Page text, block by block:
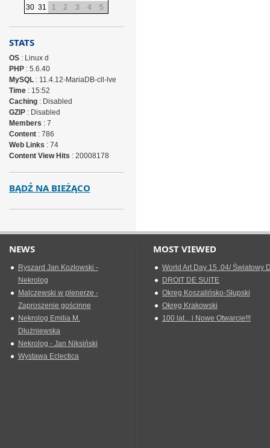
30 31 1 2 3 4 5
STATS
OS: Linux d
PHP: 5.6.40
MySQL: 11.4.12-MariaDB-cll-lve
Time: 15:52
Caching: Disabled
GZIP: Disabled
Members : 7
Content: 786
Web Links : 74
Content View Hits : 20008178
BĄDŹ NA BIEŻĄCO
NEWS
Ryszard Jan Kozłowski -
Nekrolog
Malczewski w plenerze -
Zaproszenie gościnne
Nekrolog Emilia M.
Dłużniewska
Nekrolog - Jan Niksiński
Wystawa Eclectica
MOST VIEWED
World Art Day 15 .04/ Światowy
DROIT DE SUITE
Okreg Koszalińsko-Słupski
Okręg Krakowski
100 lat... i Nowe Otwarcie!!!